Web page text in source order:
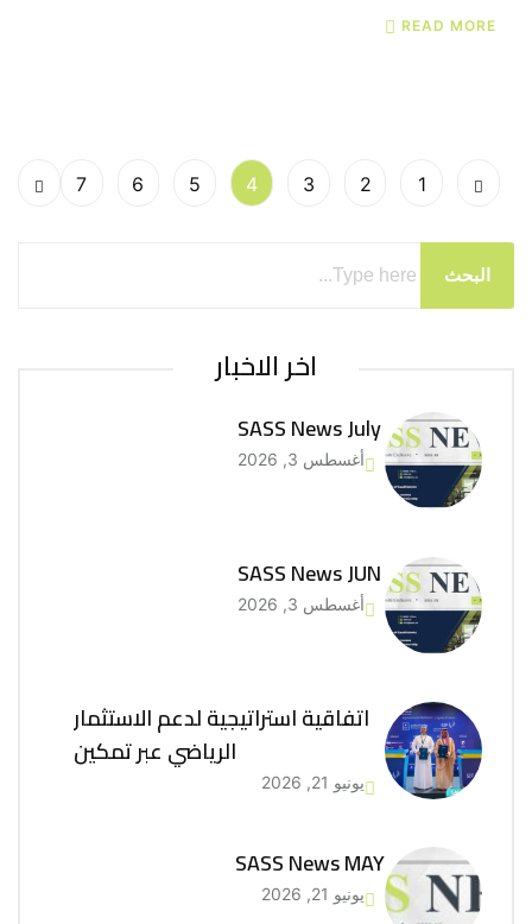
READ MORE
1
2
3
4
5
6
7
البحث
اخر الاخبار
SASS News July
أغسطس 3, 2026
SASS News JUN
أغسطس 3, 2026
اتفاقية استراتيجية لدعم الاستثمار
الرياضي عبر تمكين
يونيو 21, 2026
SASS News MAY
يونيو 21, 2026